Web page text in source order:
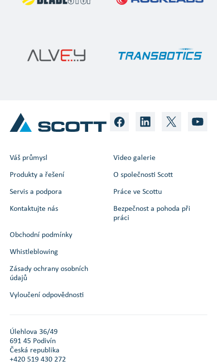
Váš průmysl
Produkty a řešení
Servis a podpora
Kontaktujte nás
Video galerie
O společnosti Scott
Práce ve Scottu
Bezpečnost a pohoda při
práci
Obchodní podmínky
Whistleblowing
Zásady ochrany osobních
údajů
Vyloučení odpovědnosti
Úlehlova 36/49
691 45 Podivín
Česká republika
+420 519 430 272